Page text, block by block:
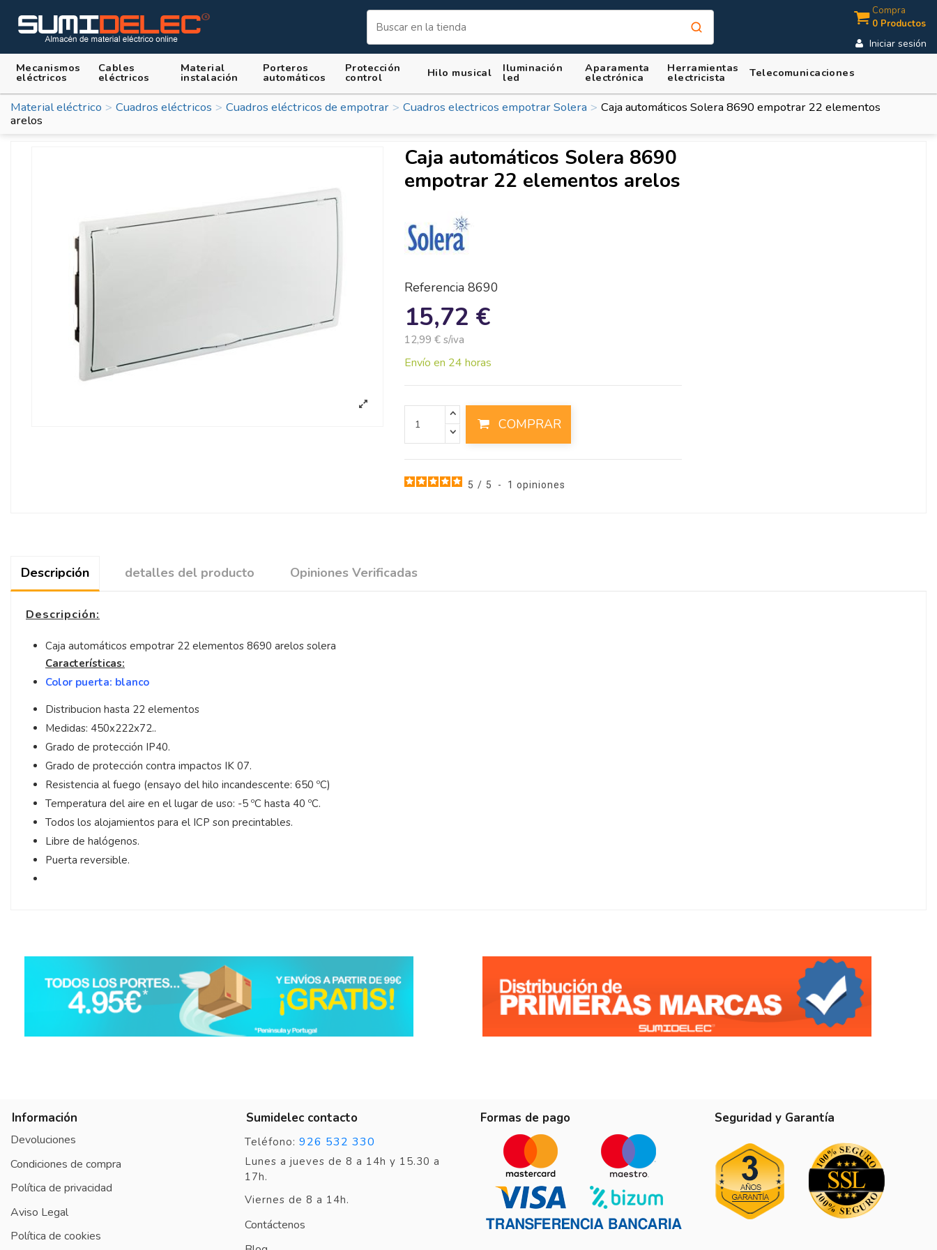
Compra
0 Productos
Iniciar sesión
Mecanismos
eléctricos
Cables
eléctricos
Material
instalación
Porteros
automáticos
Protección
control Hilo musical Iluminación
led
Aparamenta
electrónica
Herramientas
electricista Telecomunicaciones
Material eléctrico Cuadros eléctricos Cuadros eléctricos de empotrar Cuadros electricos empotrar Solera
Caja automáticos Solera 8690 empotrar 22 elementos
arelos
Caja automáticos Solera 8690
empotrar 22 elementos arelos
Referencia 8690
15,72 €
12,99 € s/iva
Envío en 24 horas
COMPRAR
5 / 5 - 1 opiniones
Descripción detalles del producto Opiniones Verificadas
Descripción:
Caja automáticos empotrar 22 elementos 8690 arelos solera
Características:
Color puerta: blanco
Distribucion hasta 22 elementos
Medidas: 450x222x72..
Grado de protección IP40.
Grado de protección contra impactos IK 07.
Resistencia al fuego (ensayo del hilo incandescente: 650 ºC)
Temperatura del aire en el lugar de uso: -5 ºC hasta 40 ºC.
Todos los alojamientos para el ICP son precintables.
Libre de halógenos.
Puerta reversible.
Basado en1 opiniones
sometidas a control
Ver todas las reseñas de este sitio
desmontado la tapa.
Opinión del9/10/2023
Información
Devoluciones
Condiciones de compra
Política de privacidad
Aviso Legal
Política de cookies
Sumidelec contacto
Teléfono: 926 532 330
Lunes a jueves de 8 a 14h y 15.30 a
17h.
Viernes de 8 a 14h.
Contáctenos
Formas de pago Seguridad y Garantía